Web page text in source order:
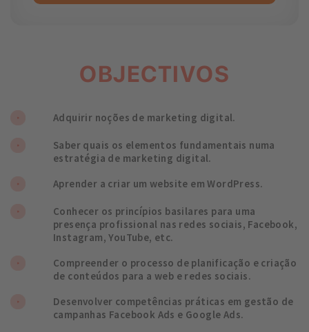
OBJECTIVOS
Adquirir noções de marketing digital.
Saber quais os elementos fundamentais numa
estratégia de marketing digital.
Aprender a criar um website em WordPress.
Conhecer os princípios basilares para uma
presença profissional nas redes sociais, Facebook,
Instagram, YouTube, etc.
Compreender o processo de planificação e criação
de conteúdos para a web e redes sociais.
Desenvolver competências práticas em gestão de
campanhas Facebook Ads e Google Ads.